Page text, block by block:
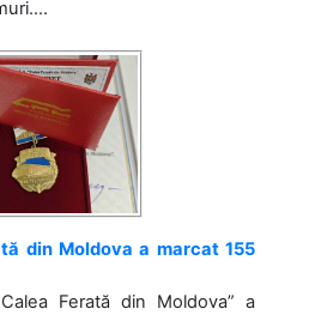
din Moldova a marcat 155
Ferată din Moldova” a